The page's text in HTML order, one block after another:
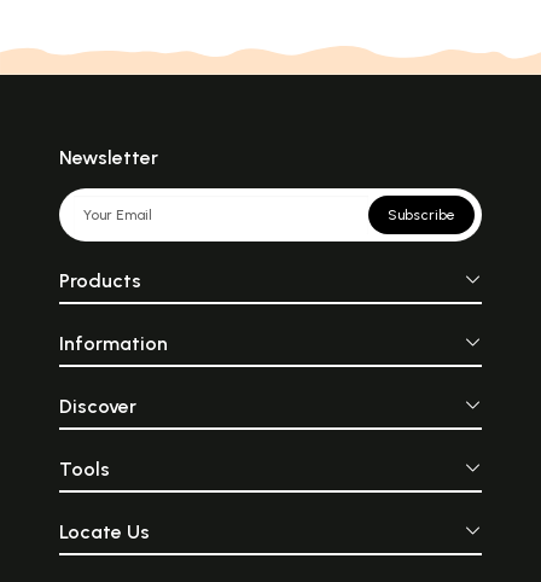
Newsletter
Subscribe
Products
Information
Discover
Tools
Locate Us